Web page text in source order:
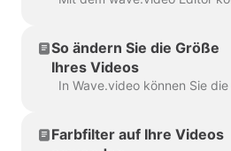
So ändern Sie die Größe
Ihres Videos
Farbfilter auf Ihre Videos